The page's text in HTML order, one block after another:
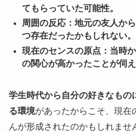
てもらっていた可能性。
周囲の反応：地元の友人か
つ存在だったかもしれない。
現在のセンスの原点：当時
の関心が高かったことが伺え
学生時代から自分の好きなもの
る環境があったからこそ、現在
んが形成されたのかもしれませ